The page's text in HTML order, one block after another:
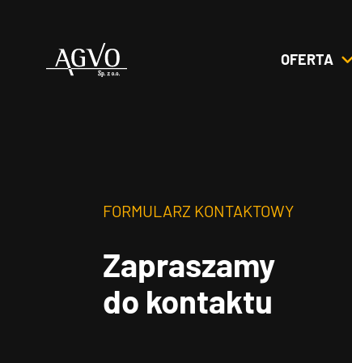
Header
OFERTA
FORMULARZ KONTAKTOWY
Zapraszamy
do kontaktu